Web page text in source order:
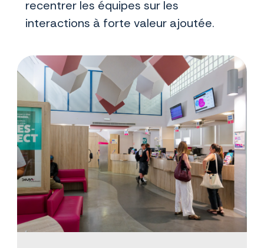
recentrer les équipes sur les
interactions à forte valeur ajoutée.